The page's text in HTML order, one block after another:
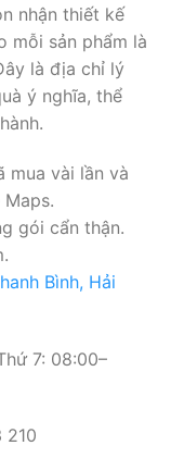
nhận thiết kế
mỗi sản phẩm là
là địa chỉ lý
ý nghĩa, thể
mua vài lần và
gói cẩn thận.
Bình, Hải
7: 08:00–
210